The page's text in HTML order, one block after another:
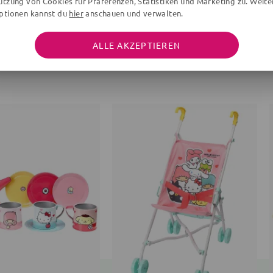
WEITERE ARTIKEL DER MARKE
kannst du hieranschauen und verwalten.
ALLE AKZEPTIEREN